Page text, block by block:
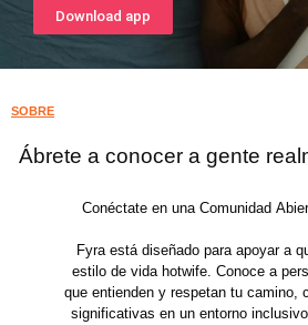
Download app
SOBRE
Ábrete a conocer a gente
Conéctate en una Comunidad
Fyra está diseñado para apoyar a
estilo de vida hotwife. Conoce a
que entienden y respetan tu camino,
significativas en un entorno